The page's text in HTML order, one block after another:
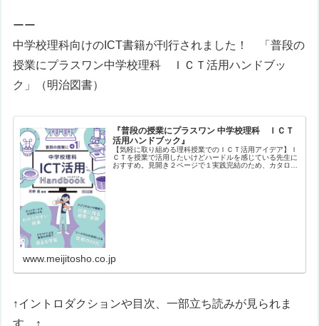
ーー
中学校理科向けのICT書籍が刊行されました！ 「普段の
授業にプラスワン中学校理科 ＩＣＴ活用ハンドブッ
ク 」（明治図書）
『普段の授業にプラスワン 中学校理科 ＩＣＴ
活用ハンドブック』
【気軽に取り組める理科授業でのＩＣＴ活用アイデア】Ｉ
ＣＴを授業で活用したいけどハードルを感じている先生に
おすすめ。見開き２ページで１実践完結のため、カタログ
www.meijitosho.co.jp
↑イントロダクションや目次、一部立ち読みが見られま
す。↑